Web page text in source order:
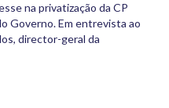
na privatização da CP
Governo. Em entrevista ao
director-geral da